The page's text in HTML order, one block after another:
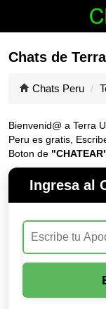
Chats de
Chats Peru
Bienvenid@ a Terra
Peru es gratis,
Boton de
Ingresa al